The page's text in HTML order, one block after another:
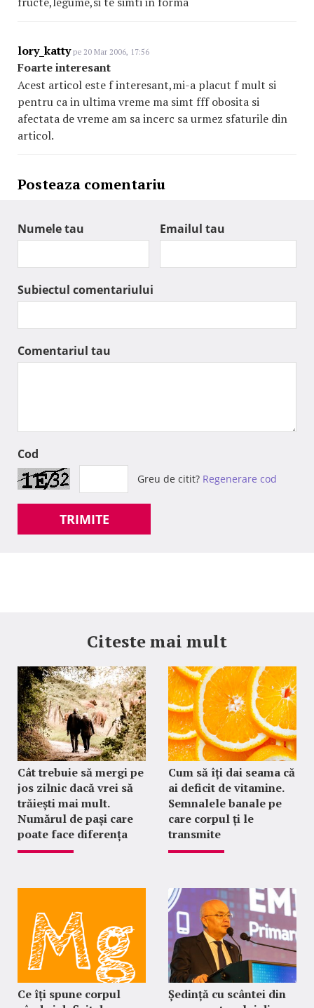
lory_kattype 20 Mar 2006, 17:56
Foarte interesant
Acest articol este f interesant,mi-a placut f mult si
pentru ca in ultima vreme ma simt fff obosita si
afectata de vreme am sa incerc sa urmez sfaturile din
articol.
Posteaza comentariu
Numele tau Emailul tau
Subiectul comentariului
Comentariul tau
Cod
Greu de citit? Regenerare cod
TRIMITE
Citeste mai mult
Cât trebuie să mergi pe
jos zilnic dacă vrei să
trăiești mai mult.
Numărul de pași care
poate face diferența
Cum să îți dai seama că
ai deficit de vitamine.
Semnalele banale pe
care corpul ți le
transmite
Ce îți spune corpul
Ședință cu scântei din